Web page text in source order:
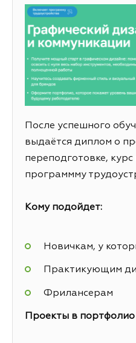
После успешного
выдаётся диплом о
переподготовке,
программму
Кому подойдет:
Новичкам, у
Практикующим
Фрилансерам
Проекты в